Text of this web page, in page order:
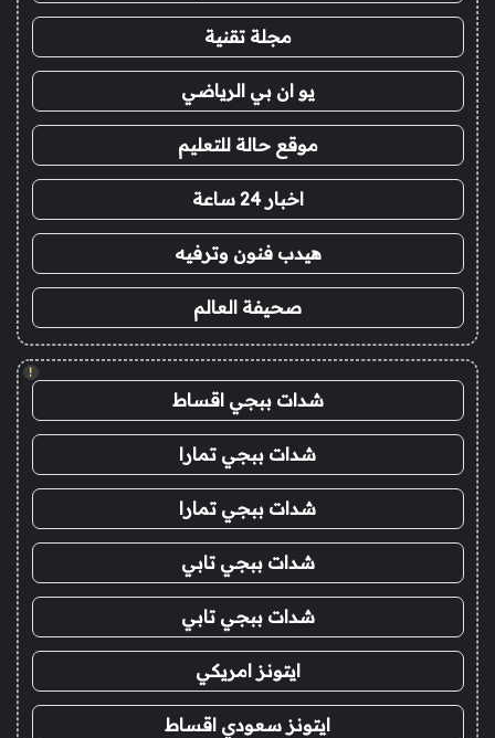
مجلة تقنية
يو ان بي الرياضي
موقع حالة للتعليم
اخبار 24 ساعة
هيدب فنون وترفيه
صحيفة العالم
!
شدات ببجي اقساط
شدات ببجي تمارا
شدات ببجي تمارا
شدات ببجي تابي
شدات ببجي تابي
ايتونز امريكي
ايتونز سعودي اقساط